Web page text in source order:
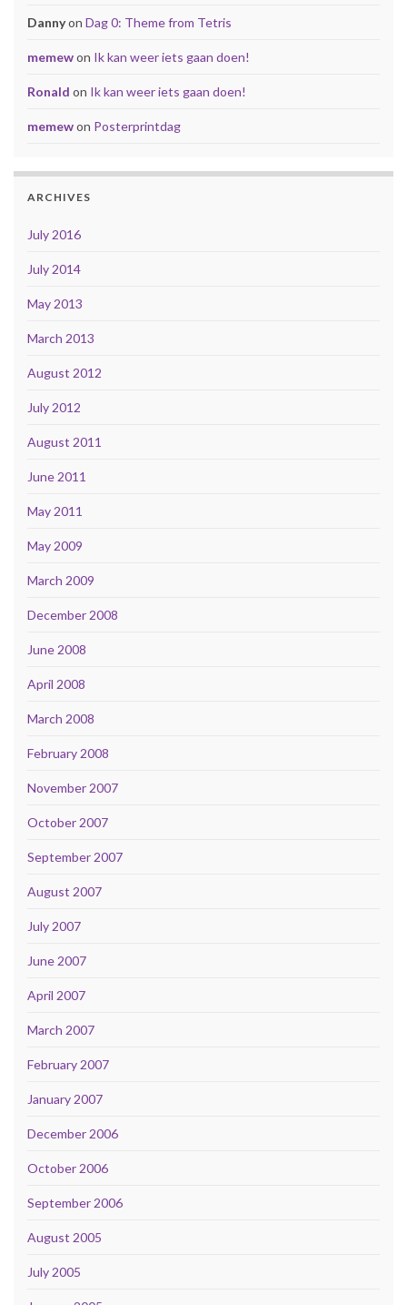
Dannyon Dag 0: Theme from Tetris
memewon Ik kan weer iets gaan doen!
Ronald on Ik kan weer iets gaan doen!
memewon Posterprintdag
ARCHIVES
July 2016
July 2014
May 2013
March 2013
August 2012
July 2012
August 2011
June 2011
May 2011
May 2009
March 2009
December 2008
June 2008
April 2008
March 2008
February 2008
November 2007
October 2007
September 2007
August 2007
July 2007
June 2007
April 2007
March 2007
February 2007
January 2007
December 2006
October 2006
September 2006
August 2005
July 2005